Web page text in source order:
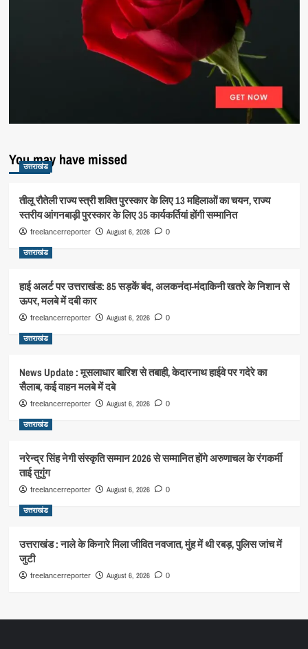
You may have missed
उत्तराखंड
तीलू रौतेली राज्य स्त्री शक्ति पुरस्कार के लिए 13 महिलाओं का चयन, राज्य
स्तरीय आंगनबाड़ी पुरस्कार के लिए 35 कार्यकर्तियां होंगी सम्मानित
freelancerreporter August 6, 2026 0
उत्तराखंड
हाई अलर्ट पर उत्तराखंड: 85 सड़कें बंद, अलकनंदा-मंदाकिनी खतरे के निशान से
ऊपर, मलबे में दबी कार
freelancerreporter August 6, 2026 0
उत्तराखंड
News Update : मूसलाधार बारिश से तबाही, केदारनाथ हाईवे पर गदेरे का
सैलाब, कई वाहन मलबे में दबे
freelancerreporter August 6, 2026 0
उत्तराखंड
नरेन्द्र सिंह नेगी संस्कृति सम्मान 2026 से सम्मानित होंगे अरुणाचल के रंगकर्मी
ताई तुगुंग
freelancerreporter August 6, 2026 0
उत्तराखंड
उत्तराखंड : नाले के किनारे मिला जीवित नवजात, मुंह में थी रबड़, पुलिस जांच में
जुटी
freelancerreporter August 6, 2026 0